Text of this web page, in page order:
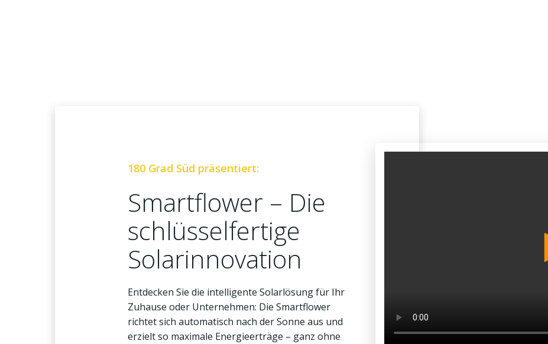
180 Grad Süd präsentiert:
Smartflower – Die
schlüsselfertige
Solarinnovation
Entdecken Sie die intelligente Solarlösung für Ihr
Zuhause oder Unternehmen: Die Smartflower
richtet sich automatisch nach der Sonne aus und
erzielt so maximale Energieerträge – ganz ohne